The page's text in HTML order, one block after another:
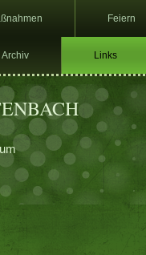
Feiern
Archiv Links